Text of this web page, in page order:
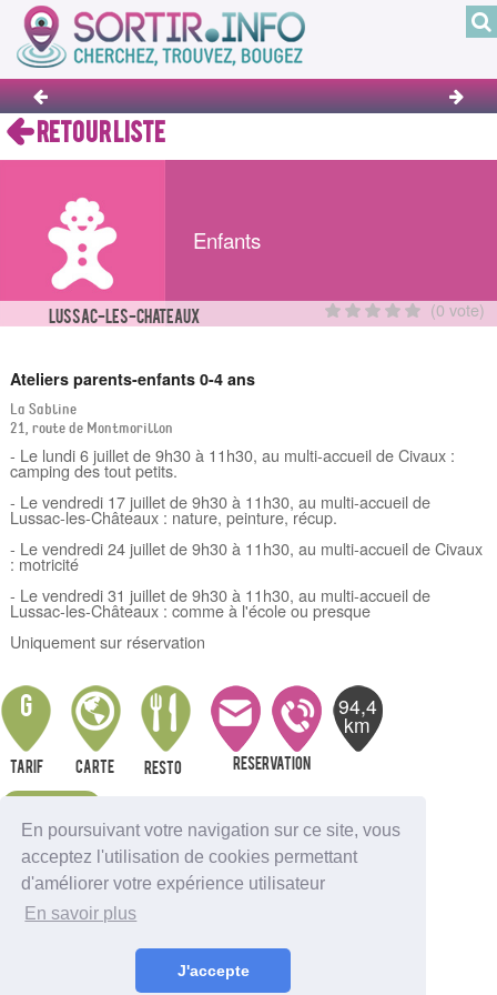
En poursuivant votre navigation sur ce site, vous
acceptez l'utilisation de cookies permettant
d'améliorer votre expérience utilisateur
En savoir plus
J'accepte
RETOUR LISTE
Enfants
LUSSAC-LES-CHATEAUX (0 vote)
Ateliers parents-enfants 0-4 ans
La Sabline
21, route de Montmorillon
- Le lundi 6 juillet de 9h30 à 11h30, au multi-accueil de Civaux :
camping des tout petits.
- Le vendredi 17 juillet de 9h30 à 11h30, au multi-accueil de
Lussac-les-Châteaux : nature, peinture, récup.
- Le vendredi 24 juillet de 9h30 à 11h30, au multi-accueil de Civaux
: motricité
- Le vendredi 31 juillet de 9h30 à 11h30, au multi-accueil de
Lussac-les-Châteaux : comme à l'école ou presque
Uniquement sur réservation
G
Tarif Carte resto Reservation
94,4
km
Nous indiquer une erreur
Sortir à Ambutrix
Sortir à Anglefort
Sortir à Aignes-et-Puyperoux
Sortir à Angouleme